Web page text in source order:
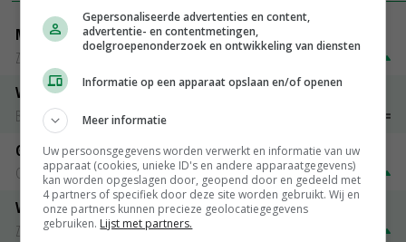
Magere melkpoeder
Zuivel NL
€ 269,00
Vleeskuikens 2001-2600 gr
Barneveld
Gerst
Groningen
€ 197,00 € 2,00
Volle melkpoeder
Zuivel NL
Gepersonaliseerde advertenties en content,
advertentie- en contentmetingen,
doelgroepenonderzoek en ontwikkeling van diensten
Informatie op een apparaat opslaan en/of openen
Meer informatie
Uw persoonsgegevens worden verwerkt en informatie van uw
apparaat (cookies, unieke ID's en andere apparaatgegevens)
kan worden opgeslagen door, geopend door en gedeeld met
4 partners of specifiek door deze site worden gebruikt. Wij en
onze partners kunnen precieze geolocatiegegevens
gebruiken. Lijst met partners.